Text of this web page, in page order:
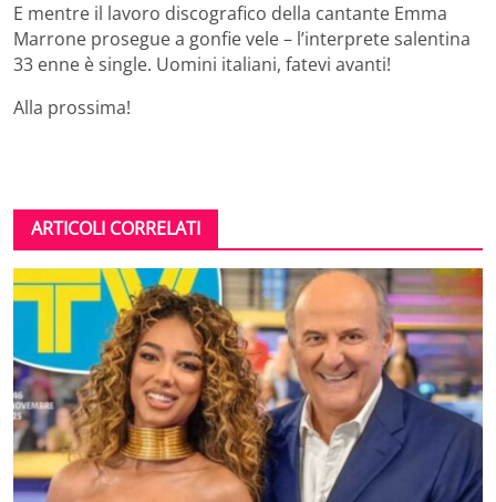
E mentre il lavoro discografico della cantante Emma
Marrone prosegue a gonfie vele – l’interprete salentina
33 enne è single. Uomini italiani, fatevi avanti!
Alla prossima!
ARTICOLI CORRELATI